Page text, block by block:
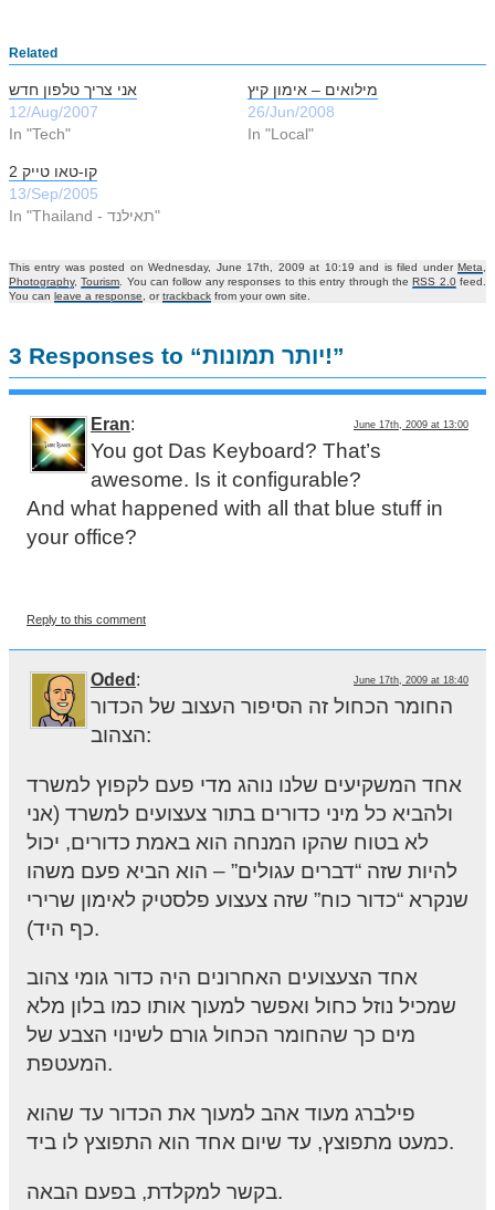
Related
אני צריך טלפון חדש
12/Aug/2007
In "Tech"
מילואים – אימון קיץ
26/Jun/2008
In "Local"
קו-טאו טייק 2
13/Sep/2005
In "Thailand - תאילנד‎"
This entry was posted on Wednesday, June 17th, 2009 at 10:19 and is filed under Meta
Photography,Tourism . You can follow any responses to this entry through theRSS 2.0feed.
You can leave a response , ortrackback from your own site.
3 Responses to “יותר תמונות!”
June 17th, 2009 at 13:00
Eran:
You got Das Keyboard? That’s
awesome. Is it configurable?
And what happened with all that blue stuff in
your office?
Reply to this comment
June 17th, 2009 at 18:40
Oded :
החומר הכחול זה הסיפור העצוב של הכדור
הצהוב:
אחד המשקיעים שלנו נוהג מדי פעם לקפוץ למשרד
ולהביא כל מיני כדורים בתור צעצועים למשרד (אני
לא בטוח שהקו המנחה הוא באמת כדורים, יכול
להיות שזה “דברים עגולים” – הוא הביא פעם משהו
שנקרא “כדור כוח” שזה צעצוע פלסטיק לאימון שרירי
כף היד).
אחד הצעצועים האחרונים היה כדור גומי צהוב
שמכיל נוזל כחול ואפשר למעוך אותו כמו בלון מלא
מים כך שהחומר הכחול גורם לשינוי הצבע של
המעטפת.
פילברג מעוד אהב למעוך את הכדור עד שהוא
כמעט מתפוצץ, עד שיום אחד הוא התפוצץ לו ביד.
בקשר למקלדת, בפעם הבאה.